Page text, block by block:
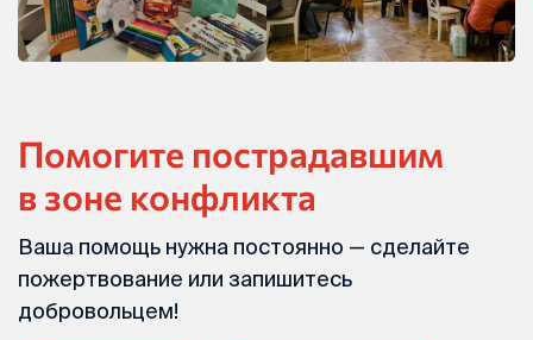
Помогите пострадавшим
в зоне конфликта
Ваша помощь нужна постоянно — сделайте
пожертвование или запишитесь
добровольцем!